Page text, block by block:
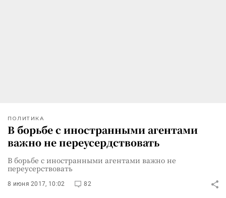
ПОЛИТИКА
В борьбе с иностранными агентами
важно не переусердствовать
В борьбе с иностранными агентами важно не
переусерствовать
8 июня 2017, 10:02 82